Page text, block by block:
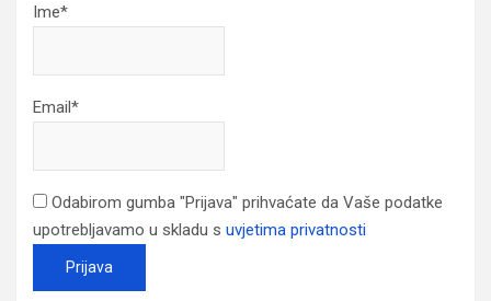
Ime*
Email*
Odabirom gumba "Prijava" prihvaćate da Vaše podatke
upotrebljavamo u skladu s uvjetima privatnosti